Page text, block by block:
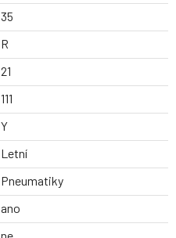
35
R
21
111
Y
Letní
Pneumatiky
ano